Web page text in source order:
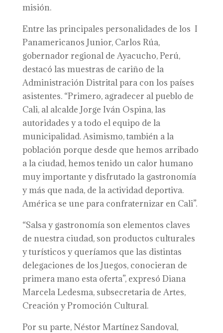
misión.
Entre las principales personalidades de los I
Panamericanos Junior, Carlos Rúa,
gobernador regional de Ayacucho, Perú,
destacó las muestras de cariño de la
Administración Distrital para con los países
asistentes. “Primero, agradecer al pueblo de
Cali, al alcalde Jorge Iván Ospina, las
autoridades y a todo el equipo de la
municipalidad. Asimismo, también a la
población porque desde que hemos arribado
a la ciudad, hemos tenido un calor humano
muy importante y disfrutado la gastronomía
y más que nada, de la actividad deportiva.
América se une para confraternizar en Cali”.
“Salsa y gastronomía son elementos claves
de nuestra ciudad, son productos culturales
y turísticos y queríamos que las distintas
delegaciones de los Juegos, conocieran de
primera mano esta oferta”, expresó Diana
Marcela Ledesma, subsecretaria de Artes,
Creación y Promoción Cultural.
Por su parte, Néstor Martínez Sandoval,